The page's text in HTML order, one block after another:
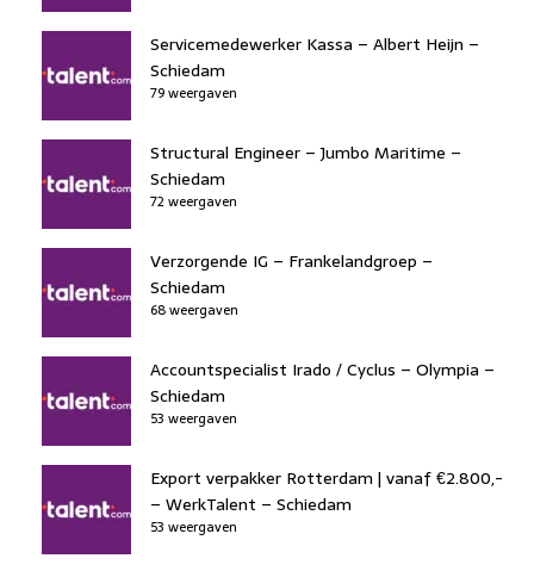
Servicemedewerker Kassa – Albert Heijn –
Schiedam
79 weergaven
Structural Engineer – Jumbo Maritime –
Schiedam
72 weergaven
Verzorgende IG – Frankelandgroep –
Schiedam
68 weergaven
Accountspecialist Irado / Cyclus – Olympia –
Schiedam
53 weergaven
Export verpakker Rotterdam | vanaf €2.800,-
– WerkTalent – Schiedam
53 weergaven